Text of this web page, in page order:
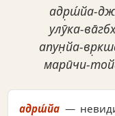
адр̣ш́йа-
улӯка-
апун̣йа-
марӣчи-
адр̣ш́йа —